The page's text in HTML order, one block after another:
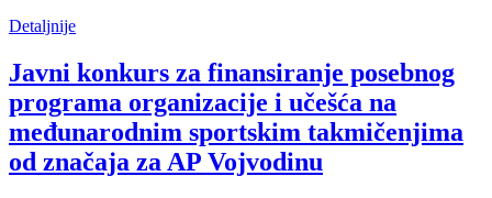
Detaljnije
Javni konkurs za finansiranje posebnog
programa organizacije i učešća na
međunarodnim sportskim takmičenjima
od značaja za AP Vojvodinu